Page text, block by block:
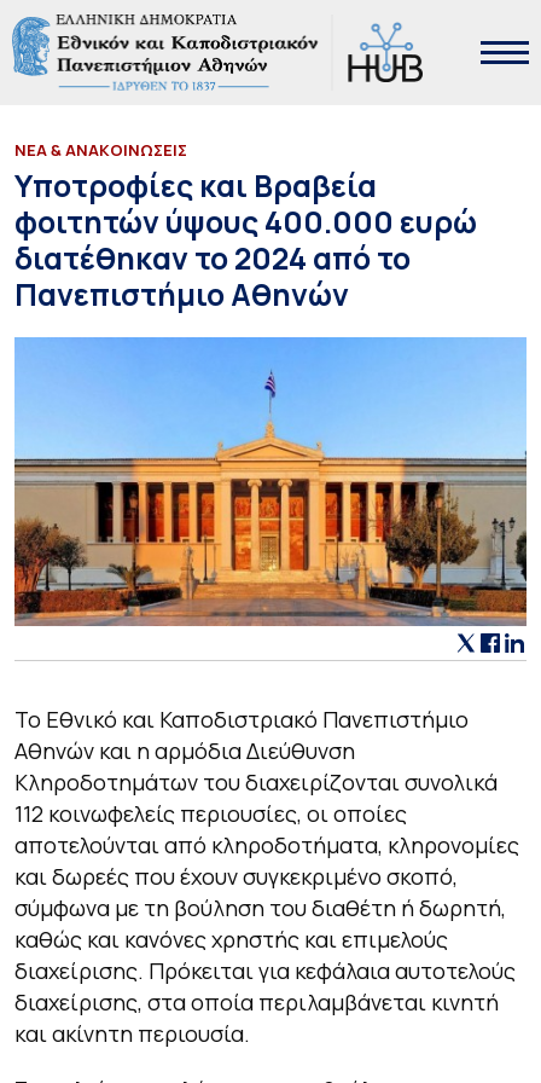
ΝΕΑ & ΑΝΑΚΟΙΝΩΣΕΙΣ
Υποτροφίες και Βραβεία
φοιτητών ύψους 400.000 ευρώ
διατέθηκαν το 2024 από το
Πανεπιστήμιο Αθηνών
Το Εθνικό και Καποδιστριακό Πανεπιστήμιο
Αθηνών και η αρμόδια Διεύθυνση
Κληροδοτημάτων του διαχειρίζονται συνολικά
112 κοινωφελείς περιουσίες, οι οποίες
αποτελούνται από κληροδοτήματα, κληρονομίες
και δωρεές που έχουν συγκεκριμένο σκοπό,
σύμφωνα με τη βούληση του διαθέτη ή δωρητή,
καθώς και κανόνες χρηστής και επιμελούς
διαχείρισης. Πρόκειται για κεφάλαια αυτοτελούς
διαχείρισης, στα οποία περιλαμβάνεται κινητή
και ακίνητη περιουσία.